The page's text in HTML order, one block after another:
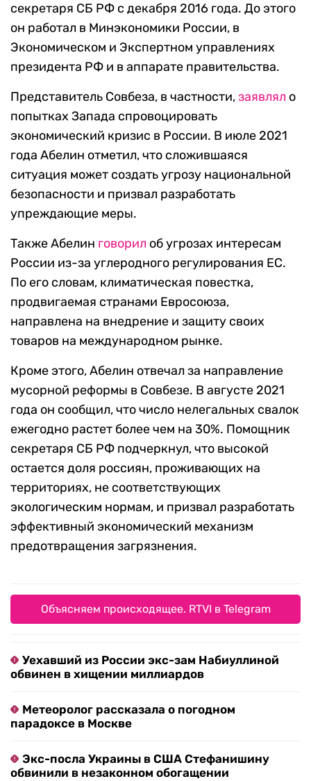
секретаря СБ РФ с декабря 2016 года. До этого
он работал в Минэкономики России, в
Экономическом и Экспертном управлениях
президента РФ и в аппарате правительства.
Представитель Совбеза, в частности,заявлял о
попытках Запада спровоцировать
экономический кризис в России. В июле 2021
года Абелин отметил, что сложившаяся
ситуация может создать угрозу национальной
безопасности и призвал разработать
упреждающие меры.
Также Абелин говорил об угрозах интересам
России из-за углеродного регулирования ЕС.
По его словам, климатическая повестка,
продвигаемая странами Евросоюза,
направлена на внедрение и защиту своих
товаров на международном рынке.
Кроме этого, Абелин отвечал за направление
мусорной реформы в Совбезе. В августе 2021
года он сообщил, что число нелегальных свалок
ежегодно растет более чем на 30%. Помощник
секретаря СБ РФ подчеркнул, что высокой
остается доля россиян, проживающих на
территориях, не соответствующих
экологическим нормам, и призвал разработать
эффективный экономический механизм
предотвращения загрязнения.
Объясняем происходящее. RTVI в Telegram
Уехавший из России экс-зам Набиуллиной
обвинен в хищении миллиардов
Метеоролог рассказала о погодном
парадоксе в Москве
Экс-посла Украины в США Стефанишину
обвинили в незаконном обогащении